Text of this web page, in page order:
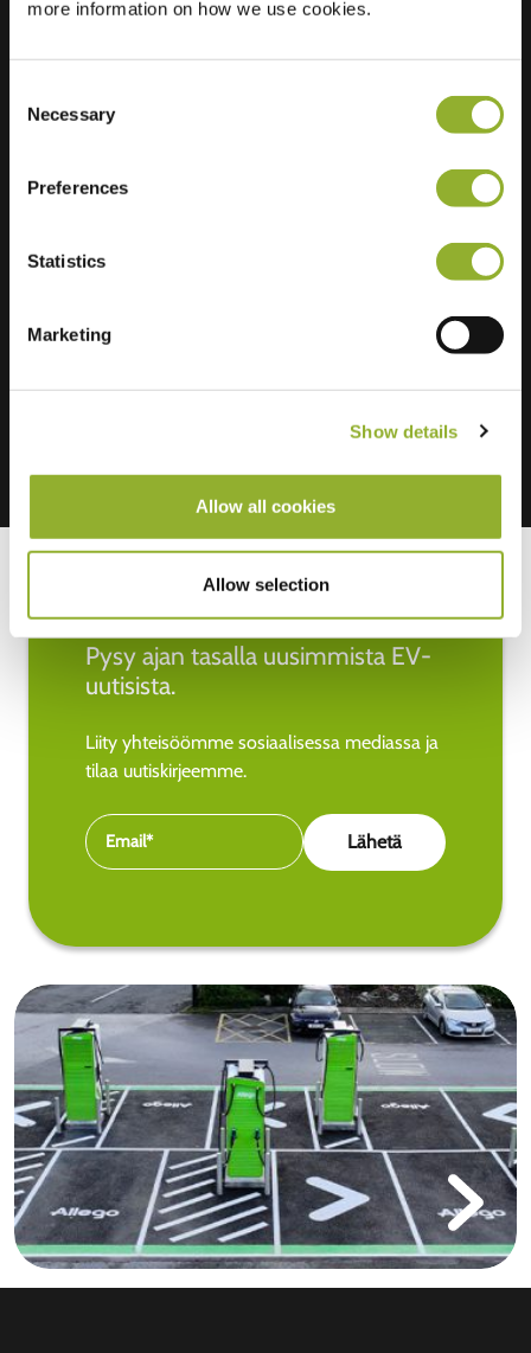
more information on how we use cookies.
Selection
Necessary
Preferences
Statistics
Marketing
Show details
Allow all cookies
Allow selection
Alankomaat
Regular Charging 2 of 2 available
Lisätietoja
Pysy ajan tasalla uusimmista EV-
uutisista.
Liity yhteisöömme sosiaalisessa mediassa ja
tilaa uutiskirjeemme.